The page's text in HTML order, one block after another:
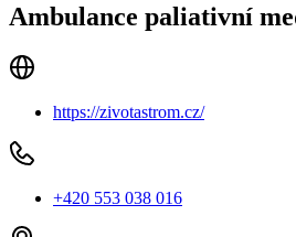
Ambulance paliativní
https://zivotastrom.cz/
+420 553 038 016